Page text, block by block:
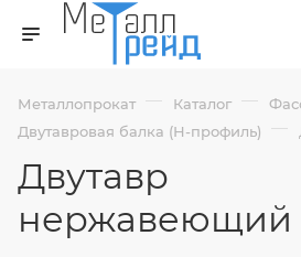
Металлопрокат — Каталог —
Двутавровая балка (Н-профиль) —
Двутавр
нержавеющий